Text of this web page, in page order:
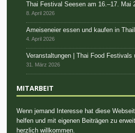
Thai Festival Seesen am 16.–17. Mai
8. April 2026
Ameiseneier essen und kaufen in
4. April 2026
Veranstaltungen | Thai Food Festivals
31. März 2026
MITARBEIT
Wenn jemand Interesse hat diese
helfen und mit eigenen Beiträgen zu
herzlich willkommen.